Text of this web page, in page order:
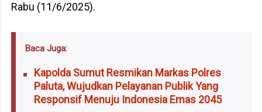
Rabu (11/6/2025).
Baca Juga:
Kapolda Sumut Resmikan Markas Polres
Paluta, Wujudkan Pelayanan Publik Yang
Responsif Menuju Indonesia Emas 2045